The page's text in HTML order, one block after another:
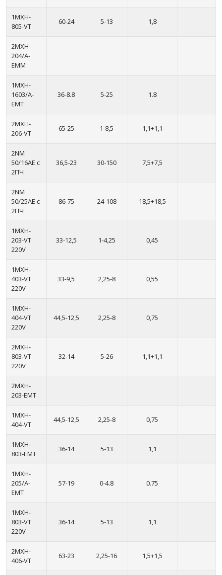
1MXH-
805-VT
60-24 5-13 1,8
2MXH-
204/A-
EMM
1MXH-
1603/A-
EMT
36-8.8 5-25 1.8
2MXH-
206-VT
65-25 1-8,5 1,1+1,1
2NM
50/16AE с
2ПЧ
36,5-23 30-150 7,5+7,5
2NM
50/25AE с
2ПЧ
86-75 24-108 18,5+18,5
1MXH-
203-VT
220V
33-12,5 1-4,25 0,45
1MXH-
403-VT
220V
33-9,5 2,25-8 0,55
1MXH-
404-VT
220V
44,5-12,5 2,25-8 0,75
2MXH-
803-VT
220V
32-14 5-26 1,1+1,1
2MXH-
203-EMT
1MXH-
404-VT
44,5-12,5 2,25-8 0,75
1MXH-
803-EMT
36-14 5-13 1,1
1MXH-
205/A-
EMT
57-19 0-4.8 0.75
1MXH-
803-VT
220V
36-14 5-13 1,1
2MXH-
406-VT
63-23 2,25-16 1,5+1,5